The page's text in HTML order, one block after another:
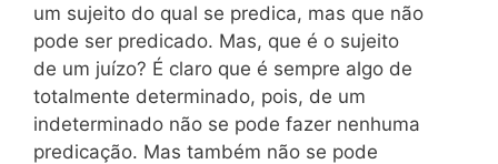
um sujeito do qual se predica, mas que não
pode ser predicado. Mas, que é o sujeito
de um juízo? É claro que é sempre algo de
totalmente determinado, pois, de um
indeterminado não se pode fazer nenhuma
predicação. Mas também não se pode